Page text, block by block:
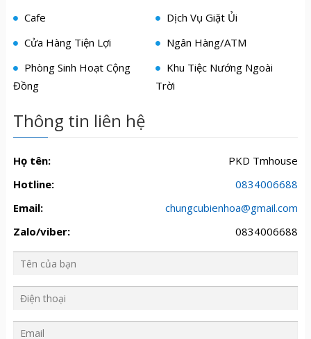
Cafe
Dịch Vụ Giặt Ủi
Cửa Hàng Tiện Lợi
Ngân Hàng/ATM
Phòng Sinh Hoạt Cộng
Đồng
Khu Tiệc Nướng Ngoài
Trời
Thông tin liên hệ
Họ tên:
PKD Tmhouse
Hotline:
0834006688
Email:
chungcubienhoa@gmail.com
Zalo/viber:
0834006688